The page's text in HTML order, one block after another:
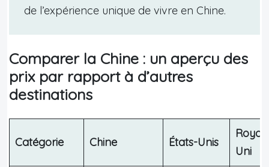
de l’expérience unique de vivre en Chine.
Comparer la Chine : un aperçu des
prix par rapport à d’autres
destinations
Catégorie Chine États-Unis
Uni